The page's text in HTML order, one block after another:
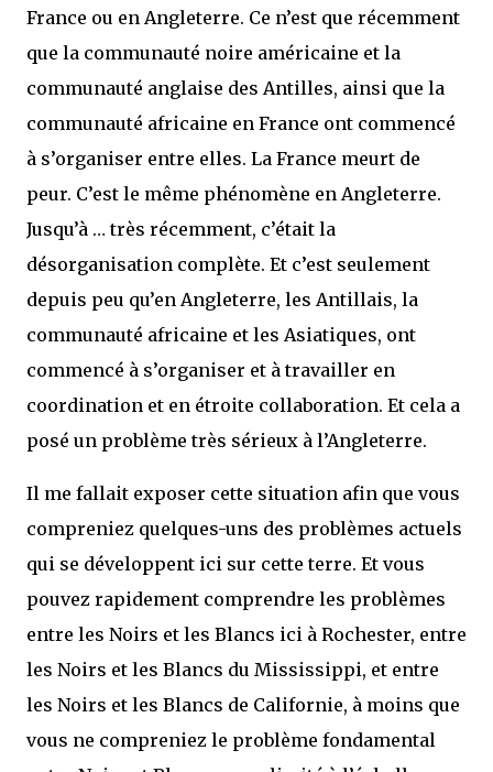
France ou en Angleterre. Ce n’est que récemment
que la communauté noire américaine et la
communauté anglaise des Antilles, ainsi que la
communauté africaine en France ont commencé
à s’organiser entre elles. La France meurt de
peur. C’est le même phénomène en Angleterre.
Jusqu’à … très récemment, c’était la
désorganisation complète. Et c’est seulement
depuis peu qu’en Angleterre, les Antillais, la
communauté africaine et les Asiatiques, ont
commencé à s’organiser et à travailler en
coordination et en étroite collaboration. Et cela a
posé un problème très sérieux à l’Angleterre.
Il me fallait exposer cette situation afin que vous
compreniez quelques-uns des problèmes actuels
qui se développent ici sur cette terre. Et vous
pouvez rapidement comprendre les problèmes
entre les Noirs et les Blancs ici à Rochester, entre
les Noirs et les Blancs du Mississippi, et entre
les Noirs et les Blancs de Californie, à moins que
vous ne compreniez le problème fondamental